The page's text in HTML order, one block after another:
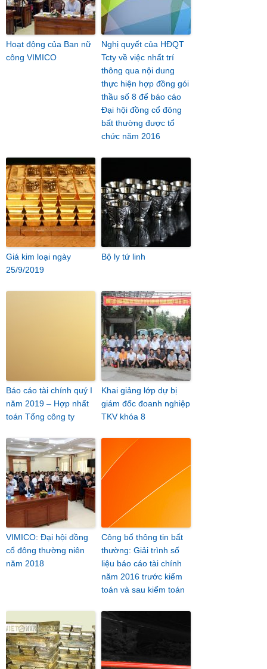
Hoạt động của Ban nữ
công VIMICO
Nghị quyết của HĐQT
Tcty về việc nhất trí
thông qua nội dung
thực hiện hợp đồng gói
thầu số 8 để báo cáo
Đại hội đồng cổ đông
bất thường được tổ
chức năm 2016
Giá kim loại ngày
25/9/2019
Bộ ly tứ linh
Báo cáo tài chính quý I
năm 2019 – Hợp nhất
toán Tổng công ty
Khai giảng lớp dự bị
giám đốc đoanh nghiệp
TKV khóa 8
VIMICO: Đại hội đồng
cổ đông thường niên
năm 2018
Công bố thông tin bất
thường: Giải trình số
liệu báo cáo tài chính
năm 2016 trước kiểm
toán và sau kiểm toán